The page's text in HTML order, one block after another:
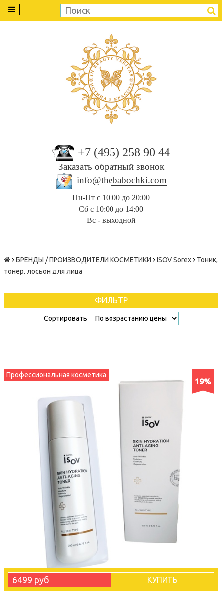
+7 (495) 258 90 44
Заказать обратный звонок
info@thebabochki.com
Пн-Пт с 10:00 до 20:00
Сб с 10:00 до 14:00
Вс - выходной
БРЕНДЫ / ПРОИЗВОДИТЕЛИ КОСМЕТИКИ ISOV Sorex
Тоник,
тонер, лосьон для лица
ФИЛЬТР
Сортировать
19%
Профессиональная косметика
6499 руб КУПИТЬ